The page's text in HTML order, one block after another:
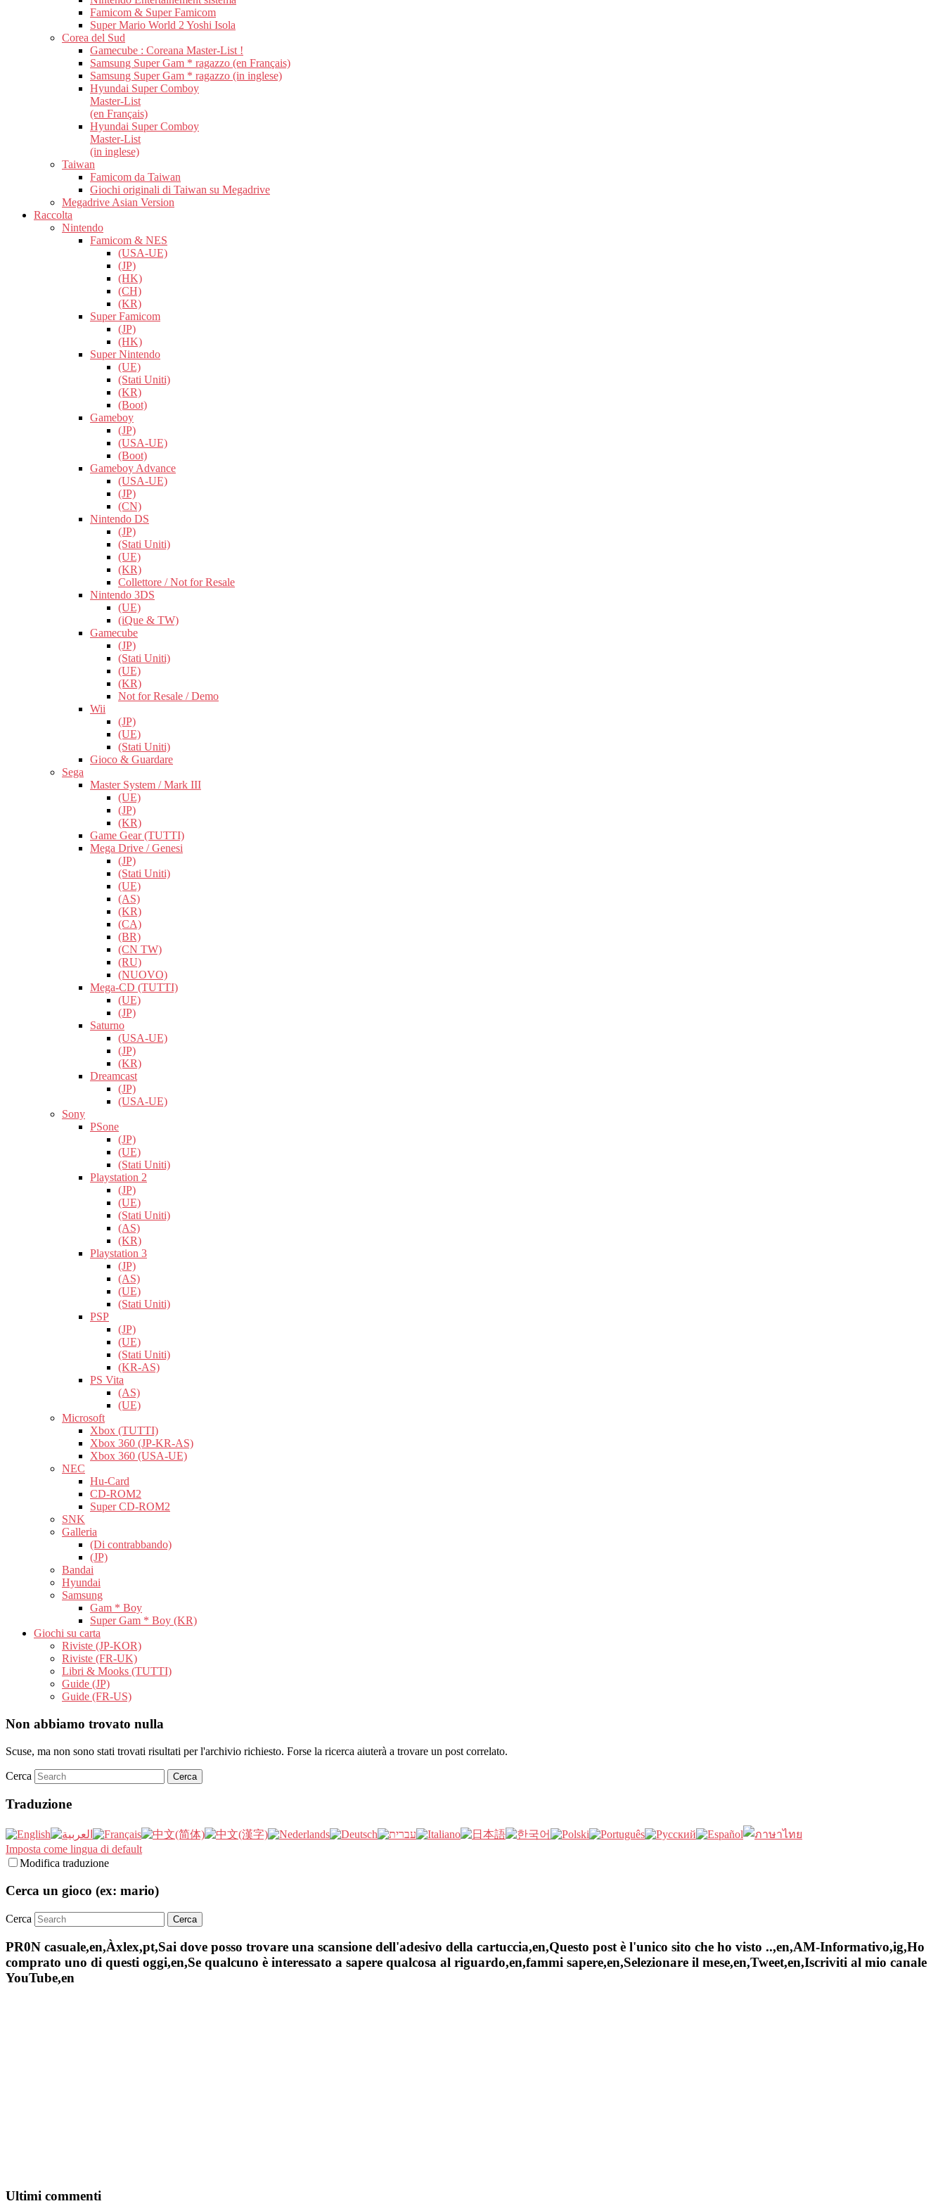
Famicom & Super Famicom
Super Mario World 2 Yoshi Isola
Corea del Sud
Gamecube : Coreana Master-List !
Samsung Super Gam * ragazzo (en Français)
Samsung Super Gam * ragazzo (in inglese)
Hyundai Super Comboy
Master-List
(en Français)
Hyundai Super Comboy
Master-List
(in inglese)
Taiwan
Famicom da Taiwan
Giochi originali di Taiwan su Megadrive
Megadrive Asian Version
Raccolta
Nintendo
Famicom & NES
(USA-UE)
(JP)
(HK)
(CH)
(KR)
Super Famicom
(JP)
(HK)
Super Nintendo
(UE)
(Stati Uniti)
(KR)
(Boot)
Gameboy
(JP)
(USA-UE)
(Boot)
Gameboy Advance
(USA-UE)
(JP)
(CN)
Nintendo DS
(JP)
(Stati Uniti)
(UE)
(KR)
Collettore / Not for Resale
Nintendo 3DS
(UE)
(iQue & TW)
Gamecube
(JP)
(Stati Uniti)
(UE)
(KR)
Not for Resale / Demo
Wii
(JP)
(UE)
(Stati Uniti)
Gioco & Guardare
Sega
Master System / Mark III
(UE)
(JP)
(KR)
Game Gear (TUTTI)
Mega Drive / Genesi
(JP)
(Stati Uniti)
(UE)
(AS)
(KR)
(CA)
(BR)
(CN TW)
(RU)
(NUOVO)
Mega-CD (TUTTI)
(UE)
(JP)
Saturno
(USA-UE)
(JP)
(KR)
Dreamcast
(JP)
(USA-UE)
Sony
PSone
(JP)
(UE)
(Stati Uniti)
Playstation 2
(JP)
(UE)
(Stati Uniti)
(AS)
(KR)
Playstation 3
(JP)
(AS)
(UE)
(Stati Uniti)
PSP
(JP)
(UE)
(Stati Uniti)
(KR-AS)
PS Vita
(AS)
(UE)
Microsoft
Xbox (TUTTI)
Xbox 360 (JP-KR-AS)
Xbox 360 (USA-UE)
NEC
Hu-Card
CD-ROM2
Super CD-ROM2
SNK
Galleria
(Di contrabbando)
(JP)
Bandai
Hyundai
Samsung
Gam * Boy
Super Gam * Boy (KR)
Giochi su carta
Riviste (JP-KOR)
Riviste (FR-UK)
Libri & Mooks (TUTTI)
Guide (JP)
Guide (FR-US)
Non abbiamo trovato nulla
Scuse, ma non sono stati trovati risultati per l'archivio richiesto. Forse la ricerca aiuterà a trovare un post correlato.
Cerca
Traduzione
Imposta come lingua di default
Modifica traduzione
Cerca un gioco (ex: mario)
Cerca
PR0N casuale,en,Àxlex,pt,Sai dove posso trovare una scansione dell'adesivo della cartuccia,en,Questo post è l'unico sito che ho visto ..,en,AM-Informativo,ig,Ho
comprato uno di questi oggi,en,Se qualcuno è interessato a sapere qualcosa al riguardo,en,fammi sapere,en,Selezionare il mese,en,Tweet,en,Iscriviti al mio canale
YouTube,en
Ultimi commenti